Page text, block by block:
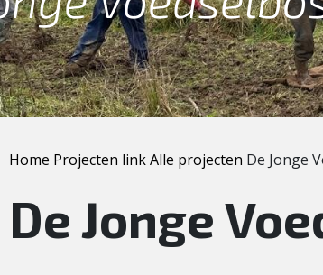
Home Projecten linkAlle projecten De Jonge
De Jonge